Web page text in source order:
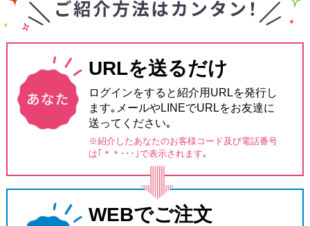
URLを送るだけ
ログインをすると紹介用URLを発行し
ます｡メールやLINEでURLをお友達に
送ってください｡
※紹介したあなたのお客様コード及び電話番号
は ｢＊＊･･･｣で表示されます｡
WEBでご注文